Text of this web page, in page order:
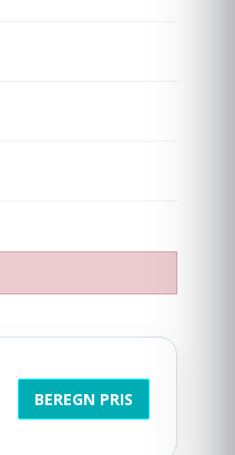
BEREGN PRIS